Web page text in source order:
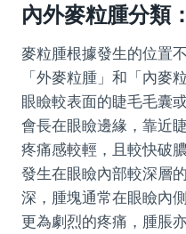
內外麥粒腫分類
麥粒腫根據發生的位置
「外麥粒腫」和「內麥
眼瞼較表面的睫毛毛囊
會長在眼瞼邊緣，靠近
疼痛感較輕，且較快破
發生在眼瞼內部較深層
深，腫塊通常在眼瞼內
更為劇烈的疼痛，腫脹